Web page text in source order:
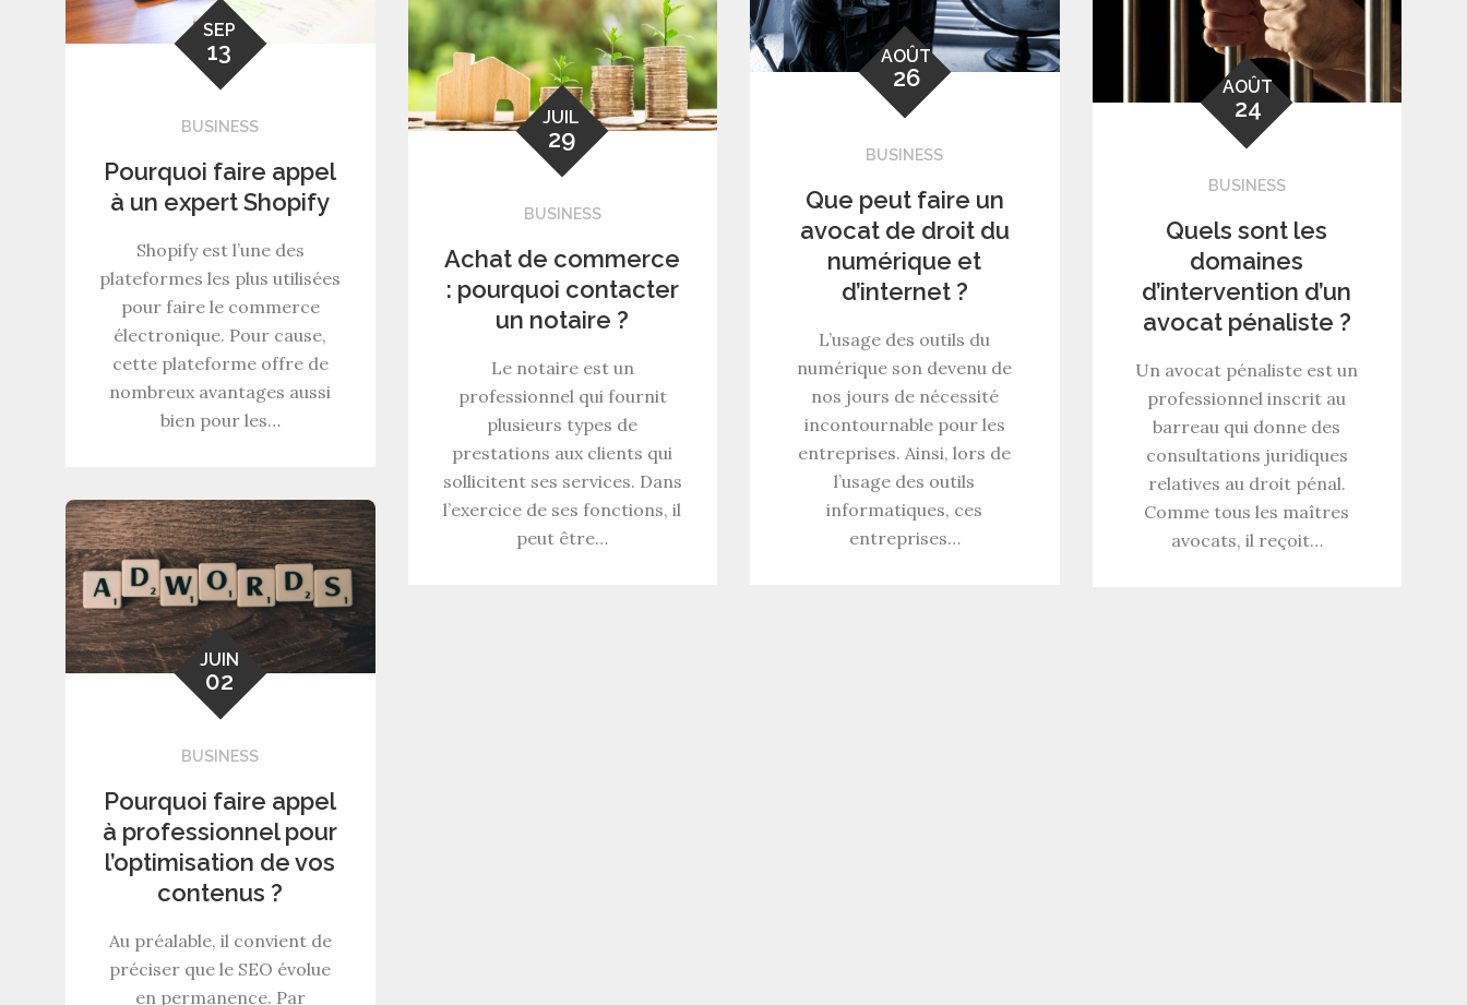
SEP
13
BUSINESS
Pourquoi faire appel
à un expert Shopify
Shopify est l’une des
plateformes les plus utilisées
pour faire le commerce
électronique. Pour cause,
cette plateforme offre de
nombreux avantages aussi
bien pour les…
AOÛT
26
BUSINESS
Que peut faire un
avocat de droit du
numérique et
d’internet ?
L’usage des outils du
numérique son devenu de
nos jours de nécessité
incontournable pour les
entreprises. Ainsi, lors de
l’usage des outils
informatiques, ces
entreprises…
AOÛT
24
BUSINESS
Quels sont les
domaines
d’intervention d’un
avocat pénaliste ?
Un avocat pénaliste est un
professionnel inscrit au
barreau qui donne des
consultations juridiques
relatives au droit pénal.
Comme tous les maîtres
avocats, il reçoit…
JUIL
29
BUSINESS
Achat de commerce
: pourquoi contacter
un notaire ?
Le notaire est un
professionnel qui fournit
plusieurs types de
prestations aux clients qui
sollicitent ses services. Dans
l’exercice de ses fonctions, il
peut être…
JUIN
02
BUSINESS
Pourquoi faire appel
à professionnel pour
l’optimisation de vos
contenus ?
Au préalable, il convient de
préciser que le SEO évolue
en permanence. Par